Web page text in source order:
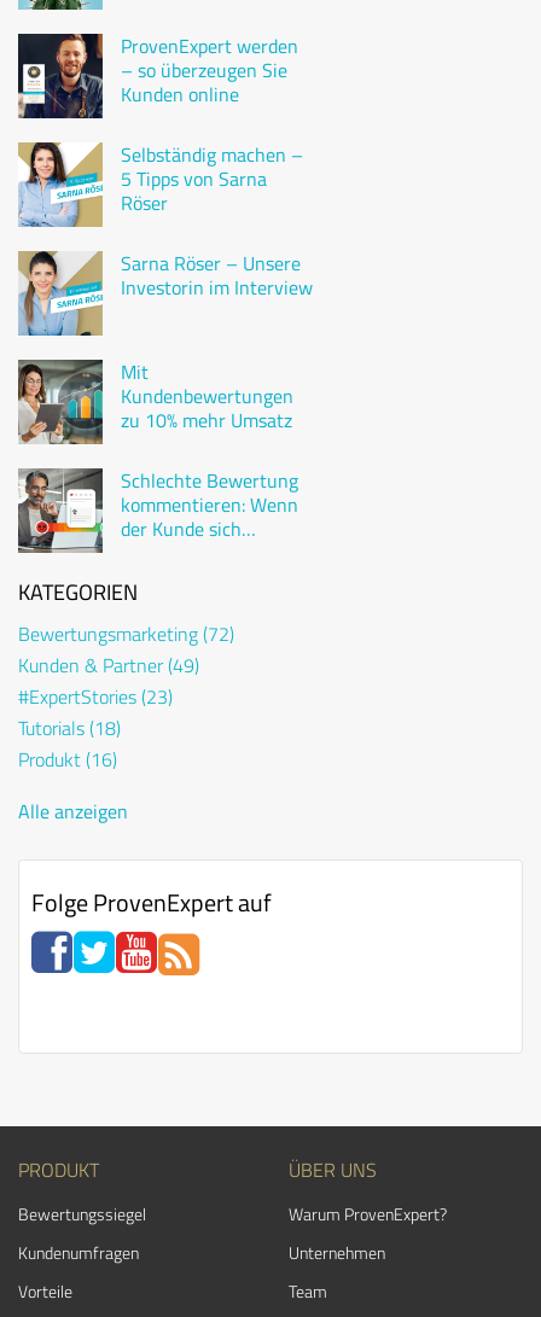
ProvenExpert werden
– so überzeugen Sie
Kunden online
Selbständig machen –
5 Tipps von Sarna
Röser
Sarna Röser – Unsere
Investorin im Interview
Mit
Kundenbewertungen
zu 10% mehr Umsatz
Schlechte Bewertung
kommentieren: Wenn
der Kunde sich
KATEGORIEN
Bewertungsmarketing(72)
Kunden & Partner(49)
#ExpertStories(23)
Tutorials(18)
Produkt(16)
Alle anzeigen
Folge ProvenExpert auf
PRODUKT
Bewertungssiegel
Kundenumfragen
Vorteile
ÜBER UNS
Warum ProvenExpert?
Unternehmen
Team